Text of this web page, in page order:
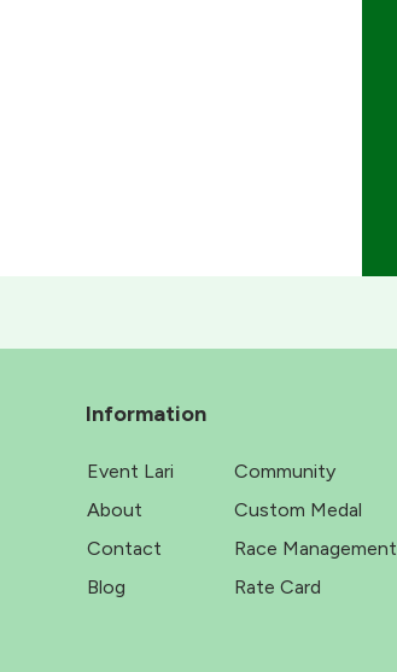
Information
Event Lari
About
Contact
Blog
Community
Custom Medal
Race Management
Rate Card